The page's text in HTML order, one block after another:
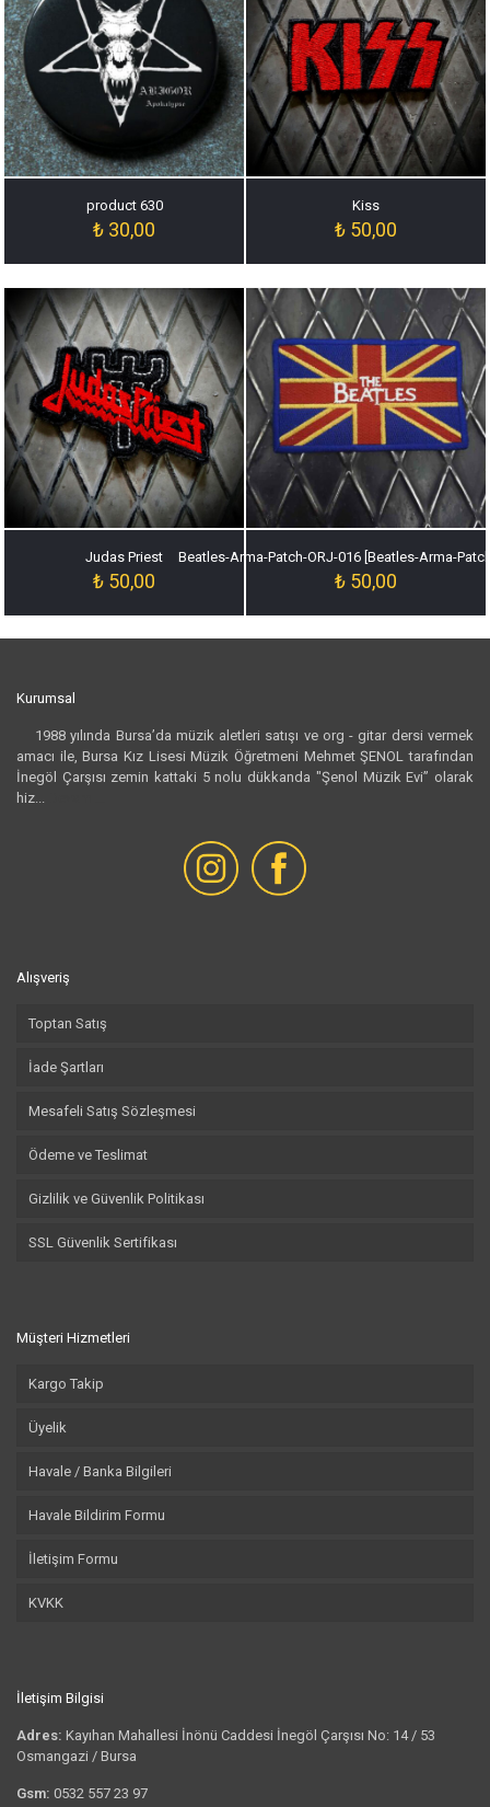
product 630
₺ 30,00
Kiss
₺ 50,00
Judas Priest
₺ 50,00
Beatles-Arma-Patch-ORJ-016 [Beatles-Arma-
₺ 50,00
Kurumsal
1988 yılında Bursa’da müzik aletleri satışı ve org - gitar dersi vermek
amacı ile, Bursa Kız Lisesi Müzik Öğretmeni Mehmet ŞENOL tarafından
İnegöl Çarşısı zemin kattaki 5 nolu dükkanda "Şenol Müzik Evi” olarak
hiz...
Alışveriş
Toptan Satış
İade Şartları
Mesafeli Satış Sözleşmesi
Ödeme ve Teslimat
Gizlilik ve Güvenlik Politikası
SSL Güvenlik Sertifikası
Müşteri Hizmetleri
Kargo Takip
Üyelik
Havale / Banka Bilgileri
Havale Bildirim Formu
İletişim Formu
KVKK
İletişim Bilgisi
Adres: Kayıhan Mahallesi İnönü Caddesi İnegöl Çarşısı No: 14 / 53
Osmangazi / Bursa
Gsm: 0532 557 23 97